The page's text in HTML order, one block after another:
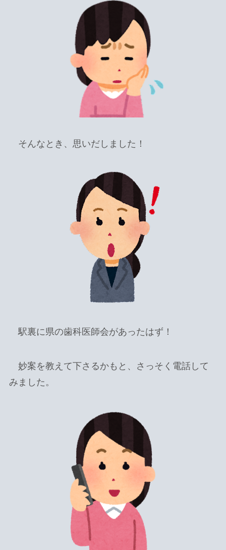
そんなとき、思いだしました！
駅裏に県の歯科医師会があったはず！
妙案を教えて下さるかもと、さっそく電話して
みました。